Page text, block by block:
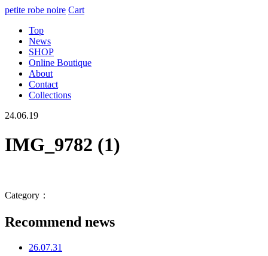
petite robe noire Cart
Top
News
SHOP
Online Boutique
About
Contact
Collections
24.06.19
IMG_9782 (1)
Category：
Recommend news
26.07.31